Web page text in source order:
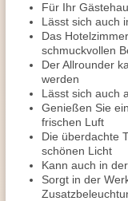
Für Ihr
Lässt sich auch
Das
schmuckvollen
Der Allrounder
werden
Lässt sich auch
Genießen Sie
frischen Luft
Die überdachte
schönen Licht
Kann auch in
Sorgt in der